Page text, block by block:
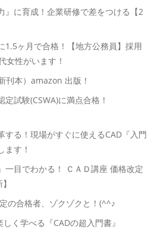
』に育成！企業研修で差をつける【2
1.5ヶ月で合格！【地方公務員】採用
女性がいます！
刊本）amazon 出版！
定試験(CSWA)に満点合格！
する！現場がすぐに使えるCAD『入門
ます！
一目でわかる！ ＣＡＤ講座 価格改定
の合格者、ゾクゾクと！(^^♪
く学べる『CADの超入門書』